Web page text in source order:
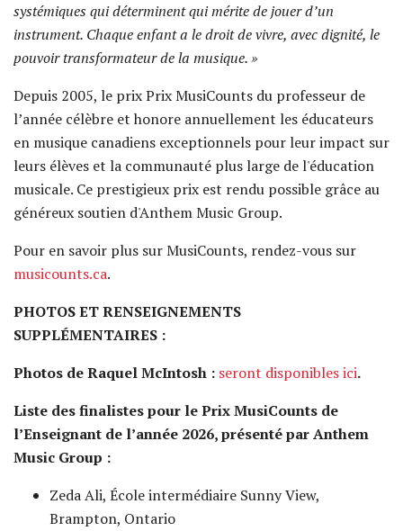
systémiques qui déterminent qui mérite de jouer d’un
instrument. Chaque enfant a le droit de vivre, avec dignité, le
pouvoir transformateur de la musique. »
Depuis 2005, le prix Prix MusiCounts du professeur de
l’année célèbre et honore annuellement les éducateurs
en musique canadiens exceptionnels pour leur impact sur
leurs élèves et la communauté plus large de l'éducation
musicale. Ce prestigieux prix est rendu possible grâce au
généreux soutien d'Anthem Music Group.
Pour en savoir plus sur MusiCounts, rendez-vous sur
musicounts.ca.
PHOTOS ET RENSEIGNEMENTS
SUPPLÉMENTAIRES :
Photos de Raquel McIntosh : seront disponibles ici.
Liste des finalistes pour le Prix MusiCounts de
l’Enseignant de l’année 2026, présenté par Anthem
Music Group :
Zeda Ali, École intermédiaire Sunny View,
Brampton, Ontario